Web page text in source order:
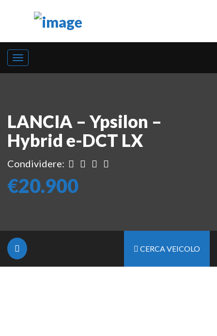
LANCIA – Ypsilon –
Hybrid e-DCT LX
Condividere:
€20.900
CERCA VEICOLO